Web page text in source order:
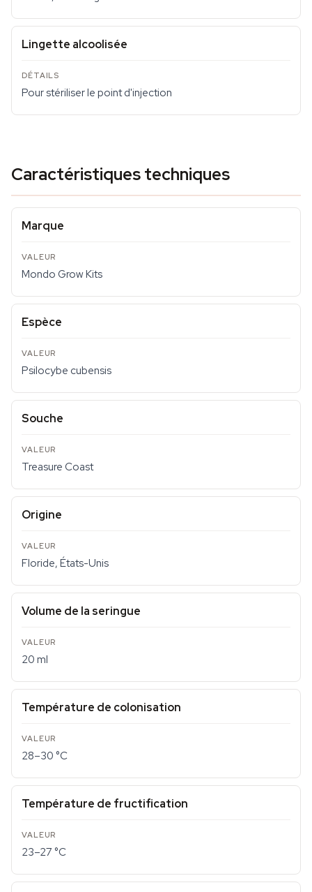
Lingette alcoolisée
Pour stériliser le point d'injection
Caractéristiques techniques
Marque
Mondo Grow Kits
Espèce
Psilocybe cubensis
Souche
Treasure Coast
Origine
Floride, États-Unis
Volume de la seringue
20 ml
Température de colonisation
28–30 °C
Température de fructification
23–27 °C